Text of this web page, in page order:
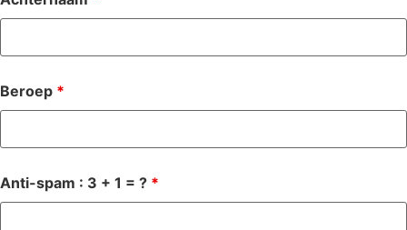
Beroep *
Anti-spam : 3 + 1 = ? *